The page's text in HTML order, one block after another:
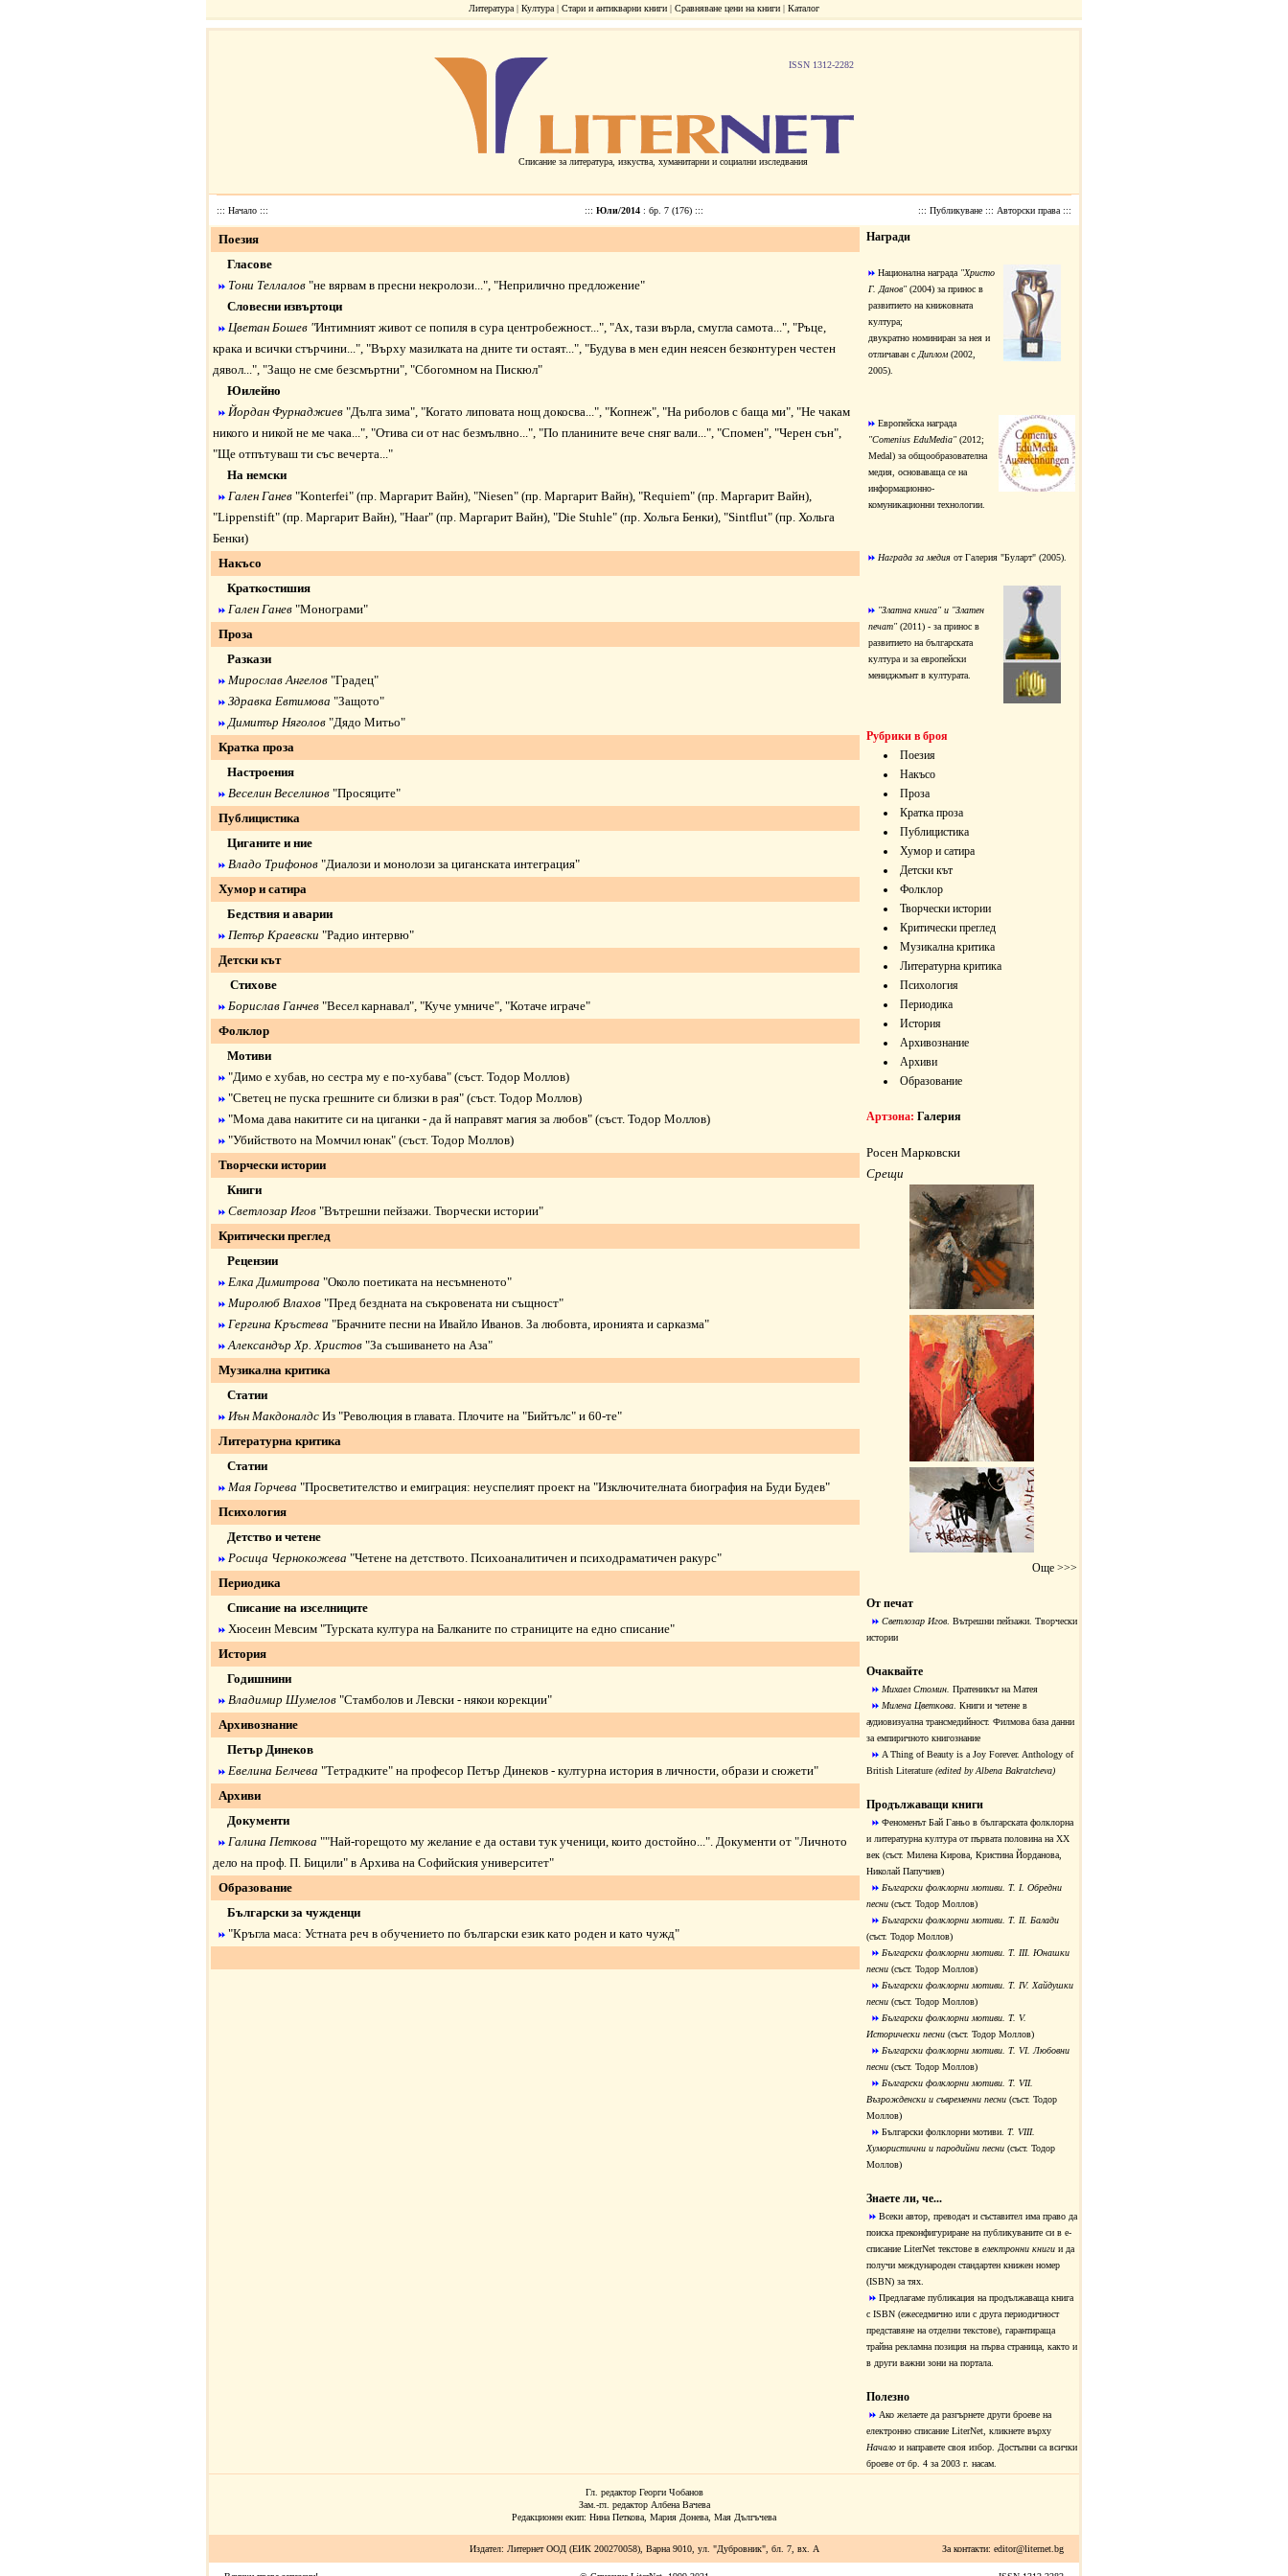
Литература | Култура | Стари и антикварни книги | Сравняване цени на книги | Каталог
ISSN 1312-2282
Списание за литература, изкуства, хуманитарни и социални изследвания
::: Начало ::: ::: Юли/2014: бр. 7 (176) ::: ::: Публикуване ::: Авторски права :::
Поезия
Гласове
Тони Теллалов "не вярвам в пресни некролози...", "Неприлично предложение"
Словесни извъртоци
Цветан Бошев "Интимният живот се попиля в сура центробежност...", "Ах, тази върла, смугла самота...", "Ръце,
крака и всички стърчини...", "Върху мазилката на дните ти остаят...", "Будува в мен един неясен безконтурен честен
дявол...", "Защо не сме безсмъртни", "Сбогомном на Пискюл"
Юилейно
Йордан Фурнаджиев "Дълга зима", "Когато липовата нощ докосва...", "Копнеж", "На риболов с баща ми", "Не чакам
никого и никой не ме чака...", "Отива си от нас безмълвно...", "По планините вече сняг вали...", "Спомен", "Черен сън",
"Ще отпътуваш ти със вечерта..."
На немски
Гален Ганев "Konterfei" (пр. Маргарит Вайн), "Niesen" (пр. Маргарит Вайн), "Requiem" (пр. Маргарит Вайн),
"Lippenstift" (пр. Маргарит Вайн), "Haar" (пр. Маргарит Вайн), "Die Stuhle" (пр. Хольга Бенки), "Sintflut" (пр. Хольга
Бенки)
Накъсо
Краткостишия
Гален Ганев "Монограми"
Проза
Разкази
Мирослав Ангелов "Градец"
Здравка Евтимова "Защото"
Димитър Няголов "Дядо Митьо"
Кратка проза
Настроения
Веселин Веселинов "Просяците"
Публицистика
Циганите и ние
Владо Трифонов "Диалози и монолози за циганската интеграция"
Хумор и сатира
Бедствия и аварии
Петър Краевски "Радио интервю"
Детски кът
Стихове
Борислав Ганчев "Весел карнавал", "Куче умниче", "Котаче играче"
Фолклор
Мотиви
"Димо е хубав, но сестра му е по-хубава" (съст. Тодор Моллов)
"Светец не пуска грешните си близки в рая" (съст. Тодор Моллов)
"Мома дава накитите си на циганки - да й направят магия за любов" (съст. Тодор Моллов)
"Убийството на Момчил юнак" (съст. Тодор Моллов)
Творчески истории
Книги
Светлозар Игов "Вътрешни пейзажи. Творчески истории"
Критически преглед
Рецензии
Елка Димитрова "Около поетиката на несъмненото"
Миролюб Влахов "Пред бездната на съкровената ни същност"
Гергина Кръстева "Брачните песни на Ивайло Иванов. За любовта, иронията и сарказма"
Александър Хр. Христов "За съшиването на Аза"
Музикална критика
Статии
Иън Макдоналдс Из "Революция в главата. Плочите на "Бийтълс" и 60-те"
Литературна критика
Статии
Мая Горчева "Просветителство и емиграция: неуспелият проект на "Изключителната биография на Буди Будев"
Психология
Детство и четене
Росица Чернокожева "Четене на детството. Психоаналитичен и психодраматичен ракурс"
Периодика
Списание на изселниците
Хюсеин Мевсим "Турската култура на Балканите по страниците на едно списание"
История
Годишнини
Владимир Шумелов "Стамболов и Левски - някои корекции"
Архивознание
Петър Динеков
Евелина Белчева "Тетрадките" на професор Петър Динеков - културна история в личности, образи и сюжети"
Архиви
Документи
Галина Петкова ""Най-горещото му желание е да остави тук ученици, които достойно...". Документи от "Личното
дело на проф. П. Бицили" в Архива на Софийския университет"
Образование
Български за чужденци
"Кръгла маса: Устната реч в обучението по български език като роден и като чужд"
Награди
Национална награда "Христо
Г. Данов" (2004) за принос в
развитието на книжовната
култура;
двукратно номиниран за нея и
отличаван с Диплом (2002,
2005).
Европейска награда
"Comenius EduMedia" (2012;
Medal) за общообразователна
медия, основаваща се на
информационно-
комуникационни технологии.
Награда за медия от Галерия "Буларт" (2005).
"Златна книга" и "Златен
печат" (2011) - за принос в
развитието на българската
култура и за европейски
мениджмънт в културата.
Рубрики в броя
Поезия
Накъсо
Проза
Кратка проза
Публицистика
Хумор и сатира
Детски кът
Фолклор
Творчески истории
Критически преглед
Музикална критика
Литературна критика
Психология
Периодика
История
Архивознание
Архиви
Образование
Артзона: Галерия
Росен Марковски
Срещи
Още >>>
От печат
Светлозар Игов Вътрешни пейзажи. Творчески
истории
Очаквайте
Михаел Стомин. Пратеникът на Матея
Милена Цветкова . Книги и четене в
аудиовизуална трансмедийност. Филмова база данни
за емпиричното книгознание
A Thing of Beauty is a Joy Forever. Anthology of
British Literature (edited by Albena Bakratcheva)
Продължаващи книги
Феноменът Бай Ганьо в българската фолклорна
и литературна култура от първата половина на ХХ
век (съст. Милена Кирова, Кристина Йорданова,
Николай Папучиев)
Български фолклорни мотиви. Т. I. Обредни
песни (съст. Тодор Моллов)
Български фолклорни мотиви. Т. II. Балади
(съст. Тодор Моллов)
Български фолклорни мотиви. Т. III. Юнашки
песни (съст. Тодор Моллов)
Български фолклорни мотиви. Т. IV. Хайдушки
песни (съст. Тодор Моллов)
Български фолклорни мотиви. Т. V.
Исторически песни (съст. Тодор Моллов)
Български фолклорни мотиви. Т. VI. Любовни
песни (съст. Тодор Моллов)
Български фолклорни мотиви. Т. VІІ.
Възрожденски и съвременни песни (съст. Тодор
Моллов)
Български фолклорни мотиви. Т. VIII.
Хумористични и пародийни песни (съст. Тодор
Моллов)
Знаете ли, че...
Всеки автор, преводач и съставител има право да
поиска преконфигуриране на публикуваните си в е-
списание LiterNet текстове в електронни книги и да
получи международен стандартен книжен номер
(ISBN) за тях.
Предлагаме публикация на продължаваща книга
с ISBN (ежеседмично или с друга периодичност
представяне на отделни текстове), гарантираща
трайна рекламна позиция на първа страница, както и
в други важни зони на портала.
Полезно
Ако желаете да разгърнете други броеве на
електронно списание LiterNet, кликнете върху
Начало и направете своя избор. Достъпни са всички
броеве от бр. 4 за 2003 г. насам.
Гл. редактор Георги Чобанов
Зам.-гл. редактор Албена Вачева
Редакционен екип: Нина Петкова, Мария Донева, Мая Дългъчева
Издател: Литернет ООД (ЕИК 200270058), Варна 9010, ул. "Дубровник", бл. 7, вх. А За контакти: editor@liternet.bg